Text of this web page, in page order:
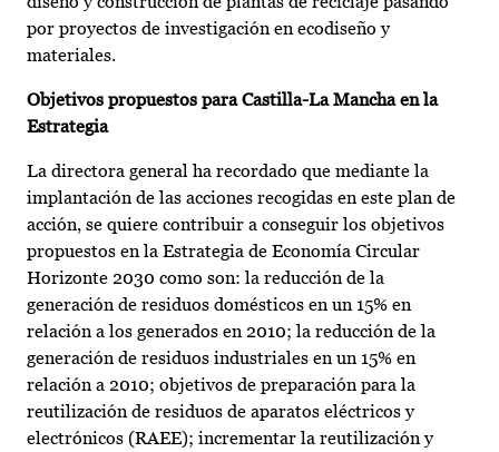
por proyectos de investigación en ecodiseño y
materiales.
Objetivos propuestos para Castilla-La Mancha en la
Estrategia
La directora general ha recordado que mediante la
implantación de las acciones recogidas en este plan de
acción, se quiere contribuir a conseguir los objetivos
propuestos en la Estrategia de Economía Circular
Horizonte 2030 como son: la reducción de la
generación de residuos domésticos en un 15% en
relación a los generados en 2010; la reducción de la
generación de residuos industriales en un 15% en
relación a 2010; objetivos de preparación para la
reutilización de residuos de aparatos eléctricos y
electrónicos (RAEE); incrementar la reutilización y